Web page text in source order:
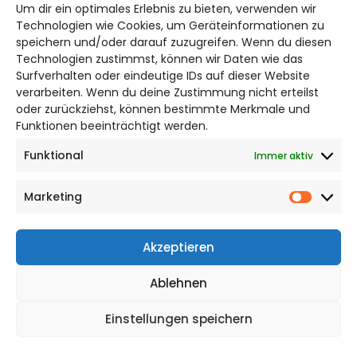
Um dir ein optimales Erlebnis zu bieten, verwenden wir
Technologien wie Cookies, um Geräteinformationen zu
speichern und/oder darauf zuzugreifen. Wenn du diesen
Technologien zustimmst, können wir Daten wie das
Surfverhalten oder eindeutige IDs auf dieser Website
verarbeiten. Wenn du deine Zustimmung nicht erteilst
oder zurückziehst, können bestimmte Merkmale und
Funktionen beeinträchtigt werden.
Funktional
Immer aktiv
Marketing
Akzeptieren
Ablehnen
Einstellungen speichern
Bruchtorwall 12
38100 Braunschweig
Telefon: 0531 387220 – 65
DAS STADTMAGAZIN FÜR
BRAUNSCHWEIG
Impressum
Cookie Richtlinie
CITYLIFE! BEI FACEBOOK